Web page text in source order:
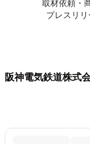
取材依頼・
プレスリリ
阪神電気鉄道株式